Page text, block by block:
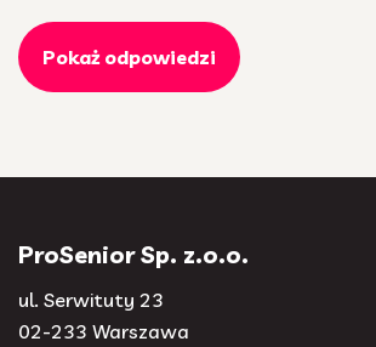
Pokaż odpowiedzi
ProSenior Sp. z.o.o.
ul. Serwituty 23
02-233 Warszawa